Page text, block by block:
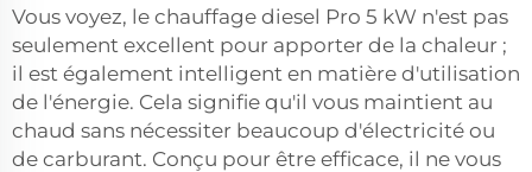
Vous voyez, le chauffage diesel Pro 5 kW n'est pas
seulement excellent pour apporter de la chaleur ;
il est également intelligent en matière d'utilisation
de l'énergie. Cela signifie qu'il vous maintient au
chaud sans nécessiter beaucoup d'électricité ou
de carburant. Conçu pour être efficace, il ne vous